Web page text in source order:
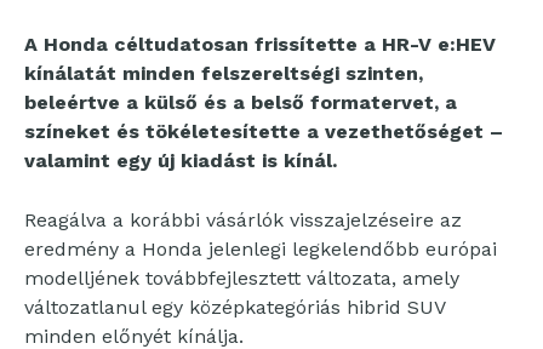
A Honda céltudatosan frissítette a HR-V e:HEV
kínálatát minden felszereltségi szinten,
beleértve a külső és a belső formatervet, a
színeket és tökéletesítette a vezethetőséget –
valamint egy új kiadást is kínál.
Reagálva a korábbi vásárlók visszajelzéseire az
eredmény a Honda jelenlegi legkelendőbb európai
modelljének továbbfejlesztett változata, amely
változatlanul egy középkategóriás hibrid SUV
minden előnyét kínálja.